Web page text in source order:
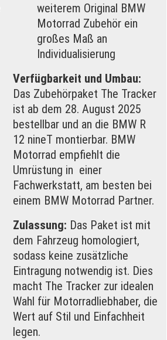
weiterem Original BMW
Motorrad Zubehör ein
großes Maß an
Individualisierung
Verfügbarkeit und Umbau:
Das Zubehörpaket The Tracker
ist ab dem 28. August 2025
bestellbar und an die BMW R
12 nineT montierbar. BMW
Motorrad empfiehlt die
Umrüstung in einer
Fachwerkstatt, am besten bei
einem BMW Motorrad Partner.
Zulassung: Das Paket ist mit
dem Fahrzeug homologiert,
sodass keine zusätzliche
Eintragung notwendig ist. Dies
macht The Tracker zur idealen
Wahl für Motorradliebhaber, die
Wert auf Stil und Einfachheit
legen.